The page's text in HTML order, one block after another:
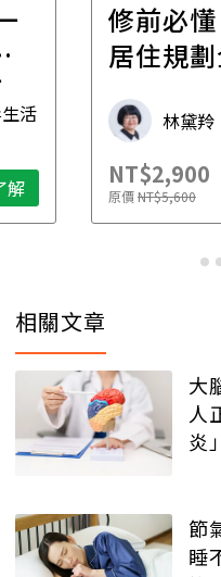
活
解
修前必
居住規
林黛羚
NT$2,900
原價NT$5,600
相關文章
大
人
炎
節
睡